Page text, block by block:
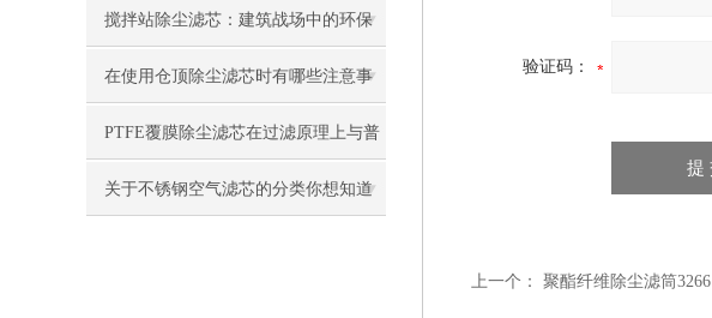
本篇吧
搅拌站除尘滤芯：建筑战场中的环保
卫士
在使用仓顶除尘滤芯时有哪些注意事
项呢
PTFE覆膜除尘滤芯在过滤原理上与普
通滤料的区别
关于不锈钢空气滤芯的分类你想知道
验证码：
上一个： 聚酯纤维除尘滤筒3266